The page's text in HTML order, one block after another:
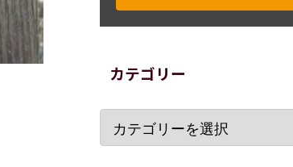
カテゴリー